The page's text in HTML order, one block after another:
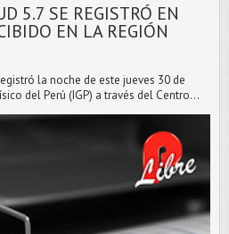
5.7 SE REGISTRÓ EN
EN LA REGIÓN
la noche de este jueves 30 de
del Perú (IGP) a través del Centro...